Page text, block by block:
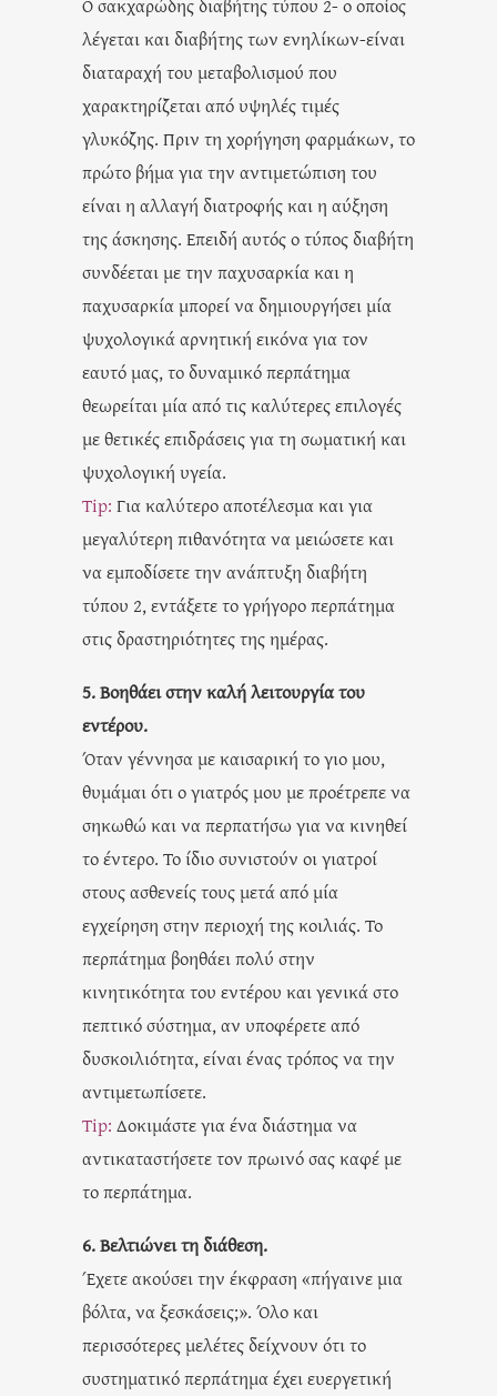
λέγεται και διαβήτης των ενηλίκων-είναι
διαταραχή του μεταβολισμού που
χαρακτηρίζεται από υψηλές τιμές
γλυκόζης. Πριν τη χορήγηση φαρμάκων, το
πρώτο βήμα για την αντιμετώπιση του
είναι η αλλαγή διατροφής και η αύξηση
της άσκησης. Επειδή αυτός ο τύπος διαβήτη
συνδέεται με την παχυσαρκία και η
παχυσαρκία μπορεί να δημιουργήσει μία
ψυχολογικά αρνητική εικόνα για τον
εαυτό μας, το δυναμικό περπάτημα
θεωρείται μία από τις καλύτερες επιλογές
με θετικές επιδράσεις για τη σωματική και
ψυχολογική υγεία.
Tip: Για καλύτερο αποτέλεσμα και για
μεγαλύτερη πιθανότητα να μειώσετε και
να εμποδίσετε την ανάπτυξη διαβήτη
τύπου 2, εντάξετε το γρήγορο περπάτημα
στις δραστηριότητες της ημέρας.
5. Βοηθάει στην καλή λειτουργία του
εντέρου.
Όταν γέννησα με καισαρική το γιο μου,
θυμάμαι ότι ο γιατρός μου με προέτρεπε να
σηκωθώ και να περπατήσω για να κινηθεί
το έντερο. Το ίδιο συνιστούν οι γιατροί
στους ασθενείς τους μετά από μία
εγχείρηση στην περιοχή της κοιλιάς. Το
περπάτημα βοηθάει πολύ στην
κινητικότητα του εντέρου και γενικά στο
πεπτικό σύστημα, αν υποφέρετε από
δυσκοιλιότητα, είναι ένας τρόπος να την
αντιμετωπίσετε.
Tip: Δοκιμάστε για ένα διάστημα να
αντικαταστήσετε τον πρωινό σας καφέ με
το περπάτημα.
6. Βελτιώνει τη διάθεση.
Έχετε ακούσει την έκφραση «πήγαινε μια
βόλτα, να ξεσκάσεις;». Όλο και
περισσότερες μελέτες δείχνουν ότι το
συστηματικό περπάτημα έχει ευεργετική